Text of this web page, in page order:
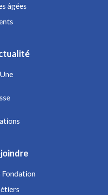
âgées
Fondation